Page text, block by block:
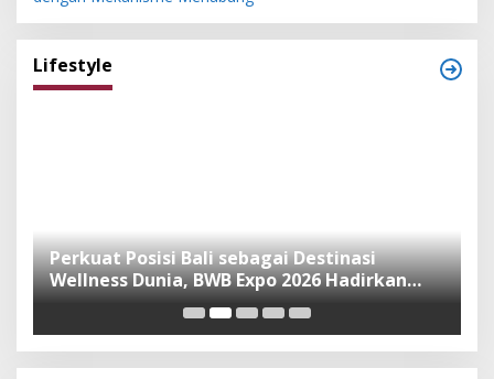
Lifestyle
Perkuat Posisi Bali sebagai Destinasi
Wellness Dunia, BWB Expo 2026 Hadirkan
Exhibitor Nasional dan Global